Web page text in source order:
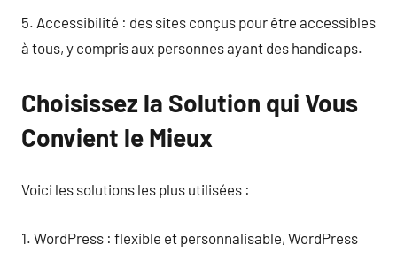
5. Accessibilité : des sites conçus pour être accessibles
à tous, y compris aux personnes ayant des handicaps.
Choisissez la Solution qui Vous
Convient le Mieux
Voici les solutions les plus utilisées :
1. WordPress : flexible et personnalisable, WordPress